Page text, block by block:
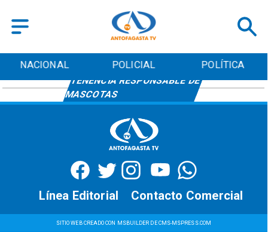
NACIONAL POLICIAL POLÍTICA
TENENCIA RESPONSABLE DE
MASCOTAS
SITIO WEB CREADO CON MSBUILDER DE CMS-MSPRESS.COM
Contacto Comercial
Línea Editorial